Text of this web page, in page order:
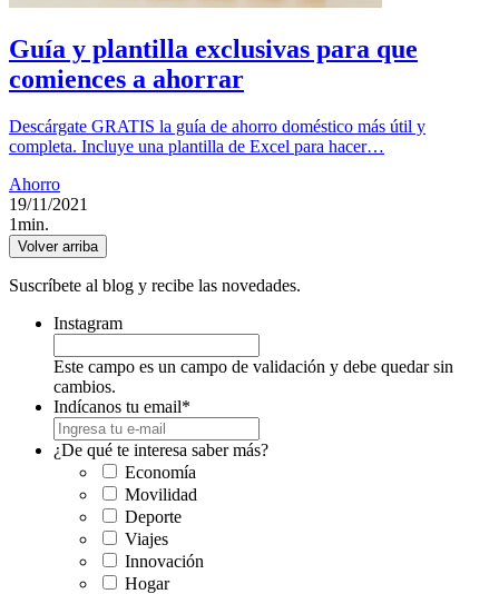
Guía y plantilla exclusivas para que
comiences a ahorrar
Descárgate GRATIS la guía de ahorro doméstico más útil y
completa. Incluye una plantilla de Excel para hacer…
Ahorro
19/11/2021
1min.
Volver arriba
Suscríbete al blog y recibe las novedades.
Instagram
Este campo es un campo de validación y debe quedar sin
cambios.
Indícanos tu email*
¿De qué te interesa saber más?
Economía
Movilidad
Deporte
Viajes
Innovación
Hogar